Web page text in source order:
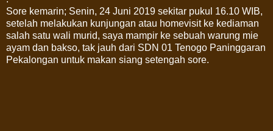
Sore kemarin; Senin, 24 Juni 2019 sekitar pukul 16.10 WIB,
setelah melakukan kunjungan atau homevisit ke kediaman
salah satu wali murid, saya mampir ke sebuah warung mie
ayam dan bakso, tak jauh dari SDN 01 Tenogo Paninggaran
Pekalongan untuk makan siang setengah sore.